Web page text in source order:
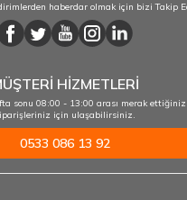
haberdar olmak için bizi Takip
HİZMETLERİ
sonu 08:00 - 13:00 arası merak
için ulaşabilirsiniz.
0533 086 13 92